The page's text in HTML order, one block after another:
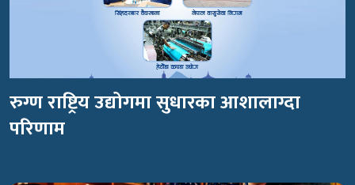
रुग्ण राष्ट्रिय उद्योगमा सुधारका आशालाग्दा
परिणाम